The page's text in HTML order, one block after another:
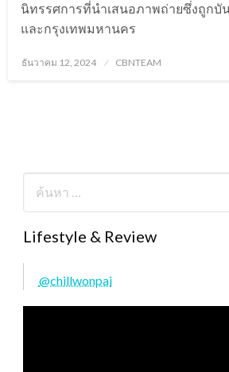
นิทรรศการที่นำเสนอภาพถ่ายซึ่งถูกบั
และกรุงเทพมหานคร
Posted
ธันวาคม 12, 2024 CBNTEAM
Lifestyle & Review
@chillwonpai